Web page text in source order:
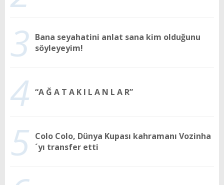
3 Bana seyahatini anlat sana kim olduğunu
söyleyeyim!
4 “A Ğ A T A K I L A N L A R”
5 Colo Colo, Dünya Kupası kahramanı Vozinha
´yı transfer etti